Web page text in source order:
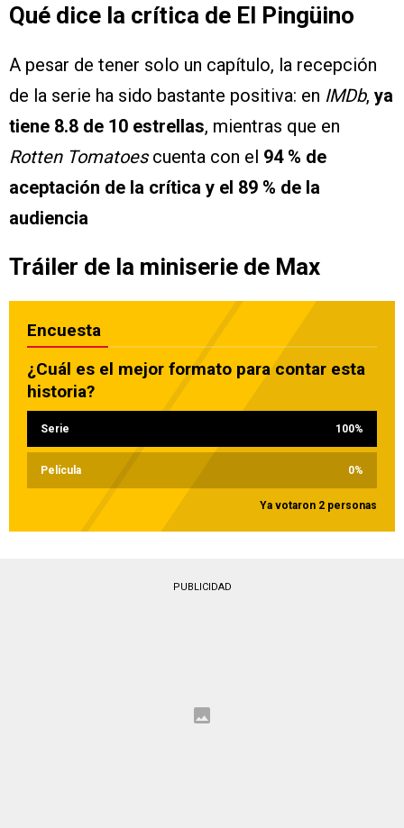
Qué dice la crítica de El Pingüino
A pesar de tener solo un capítulo, la recepción
de la serie ha sido bastante positiva: en IMDb, ya
tiene 8.8 de 10 estrellas, mientras que en
Rotten Tomatoescuenta con el 94 % de
aceptación de la crítica y el 89 % de la
audiencia
Tráiler de la miniserie de Max
Encuesta
¿Cuál es el mejor formato para contar esta
historia?
Serie 100%
Película 0%
Ya votaron 2 personas
PUBLICIDAD